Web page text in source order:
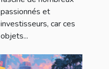
passionnés et
investisseurs, car ces
objets...